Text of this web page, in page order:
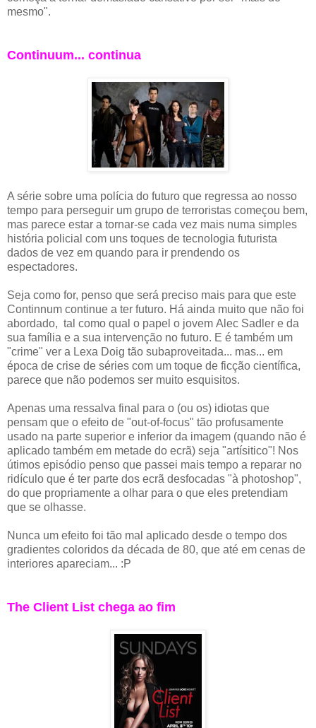
mesmo".
Continuum... continua
A série sobre uma polícia do futuro que regressa ao nosso
tempo para perseguir um grupo de terroristas começou bem,
mas parece estar a tornar-se cada vez mais numa simples
história policial com uns toques de tecnologia futurista
dados de vez em quando para ir prendendo os
espectadores.
Seja como for, penso que será preciso mais para que este
Continnum continue a ter futuro. Há ainda muito que não foi
abordado, tal como qual o papel o jovem Alec Sadler e da
sua família e a sua intervenção no futuro. E é também um
"crime" ver a Lexa Doig tão subaproveitada... mas... em
época de crise de séries com um toque de ficção científica,
parece que não podemos ser muito esquisitos.
Apenas uma ressalva final para o (ou os) idiotas que
pensam que o efeito de "out-of-focus" tão profusamente
usado na parte superior e inferior da imagem (quando não é
aplicado também em metade do ecrã) seja "artísitico"! Nos
útimos episódio penso que passei mais tempo a reparar no
ridículo que é ter parte dos ecrã desfocadas "à photoshop",
do que propriamente a olhar para o que eles pretendiam
que se olhasse.
Nunca um efeito foi tão mal aplicado desde o tempo dos
gradientes coloridos da década de 80, que até em cenas de
interiores apareciam... :P
The Client List chega ao fim